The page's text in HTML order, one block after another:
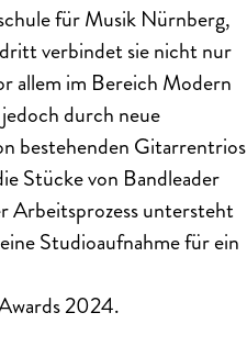
für Musik Nürnberg,
verbindet sie nicht nur
allem im Bereich Modern
durch neue
bestehenden Gitarrentrios
Stücke von Bandleader
Arbeitsprozess untersteht
Studioaufnahme für ein
2024.